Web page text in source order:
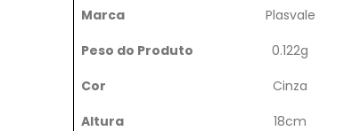
Marca
Plasvale
Peso do Produto
0.122g
Cor
Cinza
Altura
18cm